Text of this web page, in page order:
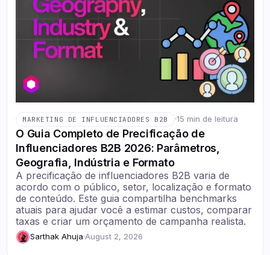
MARKETING DE INFLUENCIADORES B2B ·15 min de leitura
O Guia Completo de Precificação de
Influenciadores B2B 2026: Parâmetros,
Geografia, Indústria e Formato
A precificação de influenciadores B2B varia de
acordo com o público, setor, localização e formato
de conteúdo. Este guia compartilha benchmarks
atuais para ajudar você a estimar custos, comparar
taxas e criar um orçamento de campanha realista.
Sarthak Ahuja·August 2, 2026